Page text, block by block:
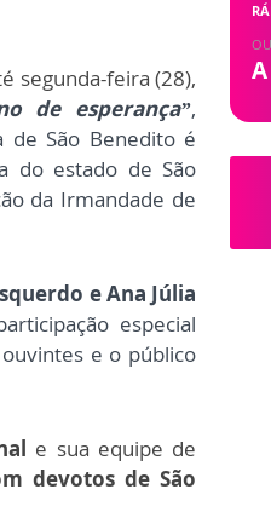
segunda-feira (28),
de esperança”,
de São Benedito é
do estado de São
da Irmandade de
e Ana Júlia
especial
e o público
e sua equipe de
devotos de São